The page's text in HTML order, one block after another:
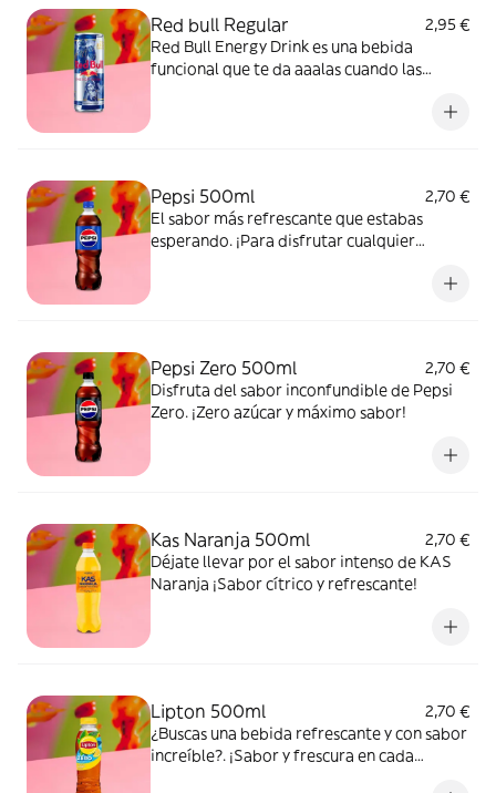
Red bull Regular
2,95 €
Red Bull Energy Drink es una bebida
funcional que te da aaalas cuando las
Pepsi 500ml
2,70 €
El sabor más refrescante que estabas
esperando. ¡Para disfrutar cualquier
Pepsi Zero 500ml
2,70 €
Disfruta del sabor inconfundible de Pepsi
Zero. ¡Zero azúcar y máximo sabor!
Kas Naranja 500ml
2,70 €
Déjate llevar por el sabor intenso de KAS
Naranja ¡Sabor cítrico y refrescante!
Lipton 500ml
2,70 €
¿Buscas una bebida refrescante y con sabor
increíble?. ¡Sabor y frescura en cada